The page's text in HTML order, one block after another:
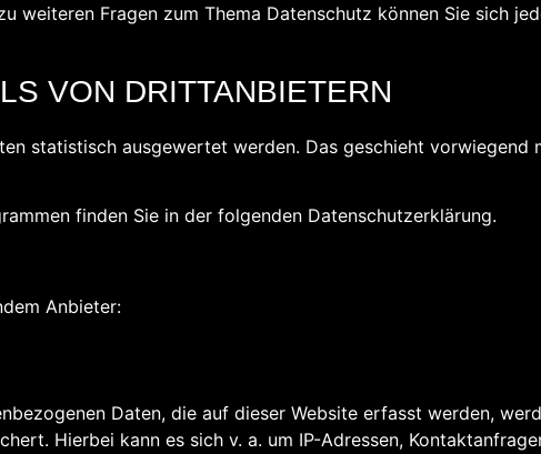
weiteren Fragen zum Thema Datenschutz können Sie sich
VON DRITTANBIETERN
statistisch ausgewertet werden. Das geschieht vorwiegend
finden Sie in der folgenden Datenschutzerklärung.
Anbieter:
Daten, die auf dieser Website erfasst werden,
Hierbei kann es sich v. a. um IP-Adressen,